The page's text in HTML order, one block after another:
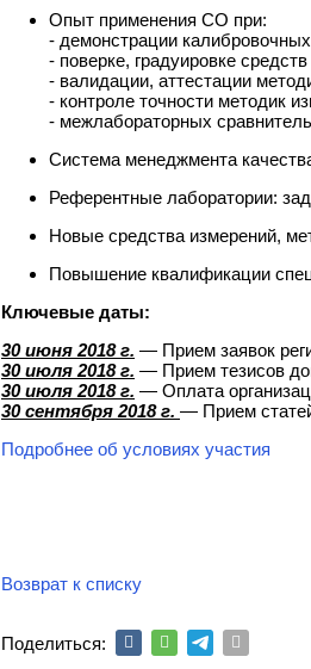
Опыт применения СО при:
- демонстрации
- поверке, градуировке
- валидации, аттестации
- контроле точности методик
- межлабораторных
Cистема менеджмента
Референтные лаборатории:
Новые средства измерений,
Повышение квалификации
Ключевые даты:
30 июня 2018 г. — Прием заявок
30 июля 2018 г. — Прием тезисов
30 июля 2018 г. — Оплата
30 сентября 2018 г. — Прием
Подробнее об условиях участия
Возврат к списку
Поделиться: